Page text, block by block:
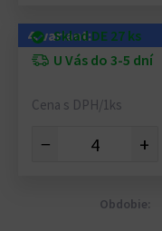
4. variant:
Sklad DE 27 ks
U Vás do 3-5 dní
Cena s DPH/1ks
− +
Obdobie: